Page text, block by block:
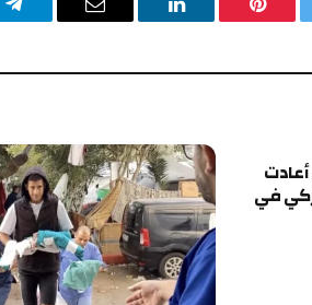
بينتيريستلينكدإن البريد
تيلقرام